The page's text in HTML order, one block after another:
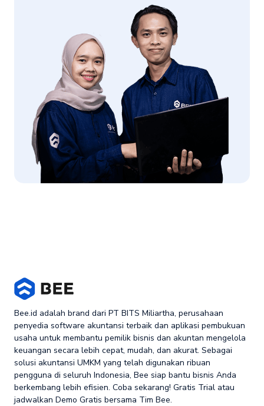
Bee.id adalah brand dari PT BITS Miliartha, perusahaan
penyedia software akuntansi terbaik dan aplikasi pembukuan
usaha untuk membantu pemilik bisnis dan akuntan mengelola
keuangan secara lebih cepat, mudah, dan akurat. Sebagai
solusi akuntansi UMKM yang telah digunakan ribuan
pengguna di seluruh Indonesia, Bee siap bantu bisnis Anda
berkembang lebih efisien. Coba sekarang! Gratis Trial atau
jadwalkan Demo Gratis bersama Tim Bee.